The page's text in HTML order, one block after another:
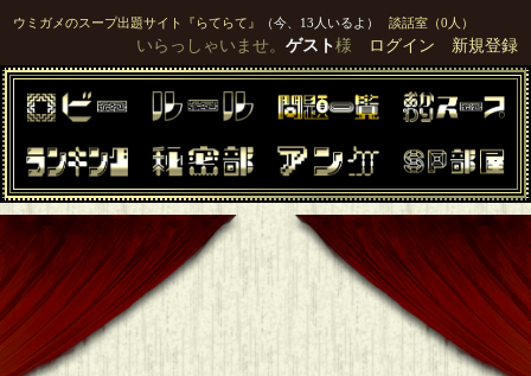
ウミガメのスープ出題サイト『らてらて』 （今、13人いるよ） 談話室（0人）
いらっしゃいませ。 ゲスト様 ログイン 新規登録